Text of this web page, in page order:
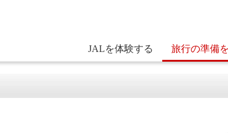
JALを体験する 旅行の準備